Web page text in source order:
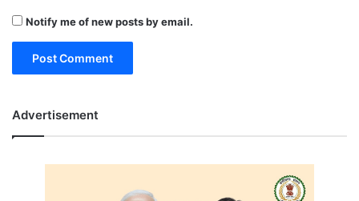
Notify me of new posts by email.
Advertisement